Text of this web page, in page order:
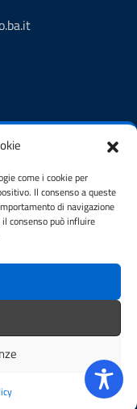
come i cookie per
Il consenso a queste
di navigazione
consenso può influire